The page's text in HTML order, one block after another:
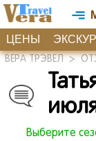
ЦЕНЫ
ВЕРА ТРЭВЕЛ>
Выберите